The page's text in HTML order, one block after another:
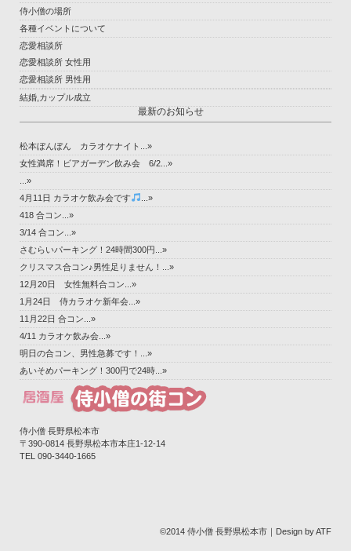
侍小僧の場所
各種イベントについて
恋愛相談所
恋愛相談所 女性用
恋愛相談所 男性用
結婚,カップル成立
最新のお知らせ
松本ぼんぼん カラオケナイト...»
女性満席！ビアガーデン飲み会 6/2...»
...»
4月11日 カラオケ飲み会です
...»
418 合コン...»
3/14 合コン...»
さむらいパーキング！24時間300円...»
クリスマス合コン♪男性足りません！...»
12月20日 女性無料合コン...»
1月24日 侍カラオケ新年会...»
11月22日 合コン...»
4/11 カラオケ飲み会...»
明日の合コン、男性急募です！...»
あいそめパーキング！300円で24時...»
侍小僧 長野県松本市
〒390-0814 長野県松本市本庄1-12-14‎
TEL 090-3440-1665
©2014 侍小僧 長野県松本市｜Design by ATF